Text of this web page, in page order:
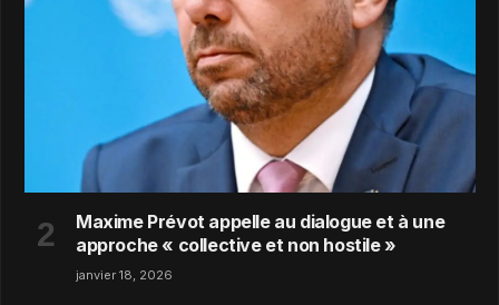
Maxime Prévot appelle au dialogue et à une
approche « collective et non hostile »
janvier 18, 2026